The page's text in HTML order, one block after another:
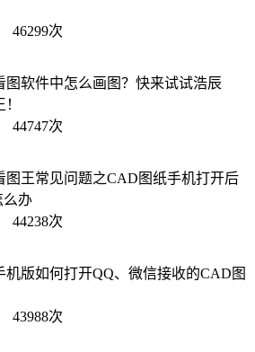
46299次
图软件中怎么画图？快来试试浩辰
44747次
图王常见问题之CAD图纸手机打开后
么办
44238次
机版如何打开QQ、微信接收的CAD图
43988次